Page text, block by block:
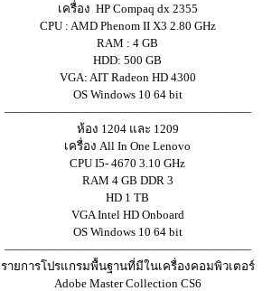
เครื่อง HP Compaq dx 2355
CPU : AMD Phenom II X3 2.80 GHz
RAM : 4 GB
HDD: 500 GB
VGA: AIT Radeon HD 4300
OS Windows 10 64 bit
—————————————————————
ห้อง 1204 และ 1209
เครื่อง All In One Lenovo
CPU I5- 4670 3.10 GHz
RAM 4 GB DDR 3
HD 1 TB
VGA Intel HD Onboard
OS Windows 10 64 bit
—————————————————————
รายการโปรแกรมพื้นฐานที่มีในเครื่องคอมพิวเตอร์
Adobe Master Collection CS6